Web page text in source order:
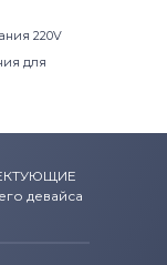
220V
для
девайса